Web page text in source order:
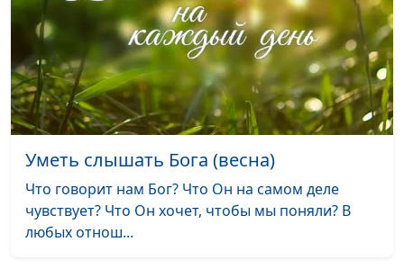
бесконечность»
День и ночь
Лариса Решетова и
группа «Плюс
бесконечность»
#1594
Тихое веянье ветра
Лариса Решетова и
группа «Плюс
#1593
Чаша страданий
Лариса Решетова и
#1592
Уметь слышать Бога (весна)
Что говорит нам Бог? Что Он на самом деле
чувствует? Что Он хочет, чтобы мы поняли? В
любых отнош...